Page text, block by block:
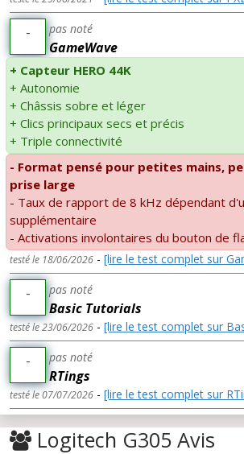
- pas noté
GameWave
+ Capteur HERO 44K
+ Autonomie
+ Châssis sobre et léger
+ Clics principaux secs et précis
+ Triple connectivité
- Format pensé pour petites mains,
prise large
- Taux de rapport de 8 kHz dépendant
supplémentaire
- Activations involontaires du bouton de
testé le 18/06/2026 - [lire le test complet sur
- pas noté
Basic Tutorials
testé le 23/06/2026 - [lire le test complet sur
- pas noté
RTings
testé le 07/07/2026 - [lire le test complet sur
Logitech G305 Avis